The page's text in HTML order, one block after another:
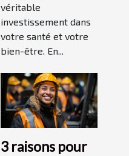
véritable
investissement dans
votre santé et votre
bien-être. En...
3 raisons pour